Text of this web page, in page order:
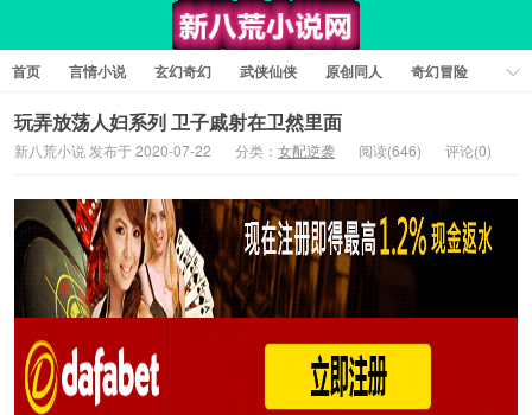
首页 言情小说 玄幻奇幻 武侠仙侠 原创同人
奇幻冒险
女性向小说
女生同人 情色工口 推理悬疑
军事历史
短篇小说 科幻未来 经典文学 耽美小说
玩弄放荡人妇系列 卫子戚射在卫然里面
新八荒小说 发布于 2020-07-22 分类： 女配逆袭 阅读(646) 评论(0)